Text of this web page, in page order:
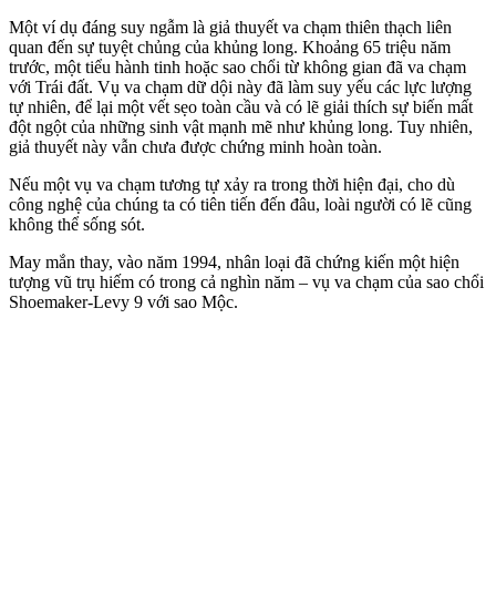
Một ví dụ đáng suy ngẫm là giả thuyết va chạm thiên thạch liên
quan đến sự tuyệt chủng của khủng long. Khoảng 65 triệu năm
trước, một tiểu hành tinh hoặc sao chổi từ không gian đã va chạm
với Trái đất. Vụ va chạm dữ dội này đã làm suy yếu các lực lượng
tự nhiên, để lại một vết sẹo toàn cầu và có lẽ giải thích sự biến mất
đột ngột của những sinh vật mạnh mẽ như khủng long. Tuy nhiên,
giả thuyết này vẫn chưa được chứng minh hoàn toàn.
Nếu một vụ va chạm tương tự xảy ra trong thời hiện đại, cho dù
công nghệ của chúng ta có tiên tiến đến đâu, loài người có lẽ cũng
không thể sống sót.
May mắn thay, vào năm 1994, nhân loại đã chứng kiến một hiện
tượng vũ trụ hiếm có trong cả nghìn năm – vụ va chạm của sao chổi
Shoemaker-Levy 9 với sao Mộc.